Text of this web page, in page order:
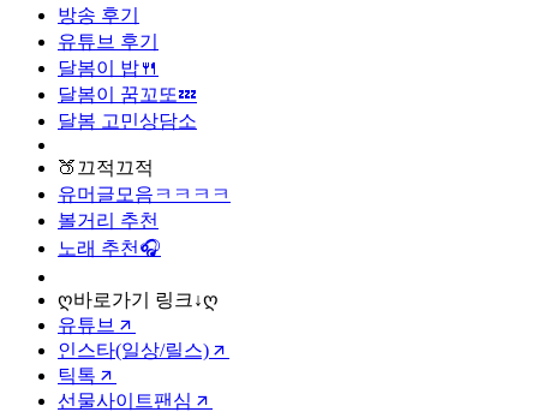
방송 후기
유튜브 후기
달봄이 밥🍴
달봄이 꿈꼬또💤
달봄 고민상담소
🍑끄적끄적
유머글모음ㅋㅋㅋㅋ
볼거리 추천
노래 추천🎧
ღ바로가기 링크↓ღ
유튜브
인스타(일상/릴스)
틱톡
선물사이트팬심